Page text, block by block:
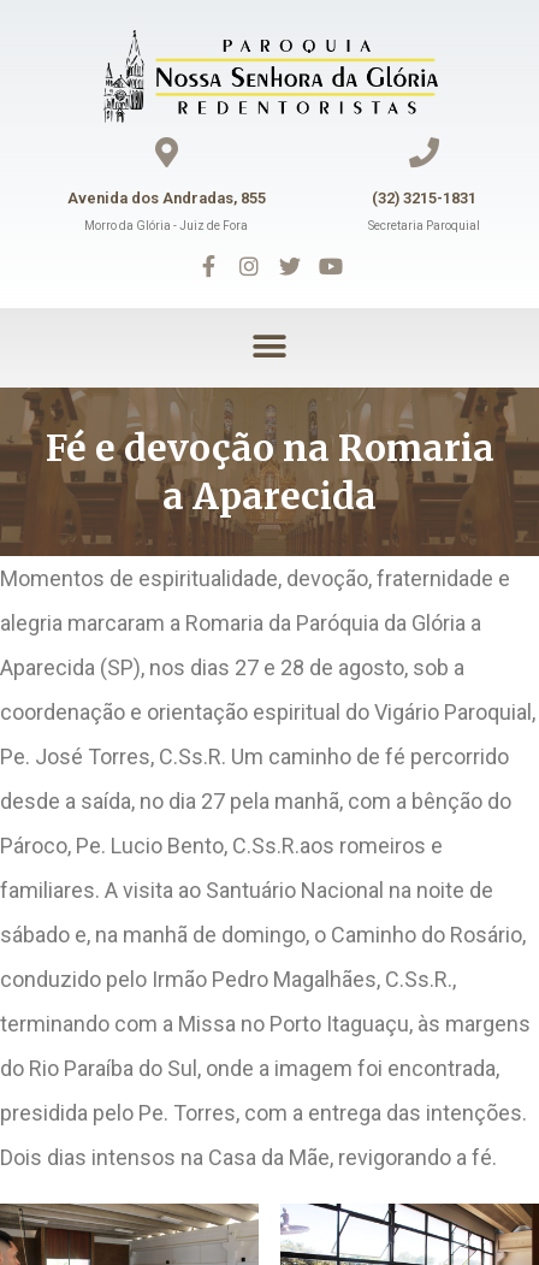
Avenida dos Andradas, 855
Morro da Glória - Juiz de Fora
(32) 3215-1831
Secretaria Paroquial
Fé e devoção na Romaria
a Aparecida
Momentos de espiritualidade, devoção, fraternidade e
alegria marcaram a Romaria da Paróquia da Glória a
Aparecida (SP), nos dias 27 e 28 de agosto, sob a
coordenação e orientação espiritual do Vigário Paroquial,
Pe. José Torres, C.Ss.R. Um caminho de fé percorrido
desde a saída, no dia 27 pela manhã, com a bênção do
Pároco, Pe. Lucio Bento, C.Ss.R.aos romeiros e
familiares. A visita ao Santuário Nacional na noite de
sábado e, na manhã de domingo, o Caminho do Rosário,
conduzido pelo Irmão Pedro Magalhães, C.Ss.R.,
terminando com a Missa no Porto Itaguaçu, às margens
do Rio Paraíba do Sul, onde a imagem foi encontrada,
presidida pelo Pe. Torres, com a entrega das intenções.
Dois dias intensos na Casa da Mãe, revigorando a fé.